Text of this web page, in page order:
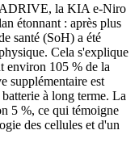
la KIA e-Niro
étonnant : après plus
santé (SoH) a été
Cela s'explique
environ 105 % de la
supplémentaire est
à long terme. La
5 %, ce qui témoigne
des cellules et d'un